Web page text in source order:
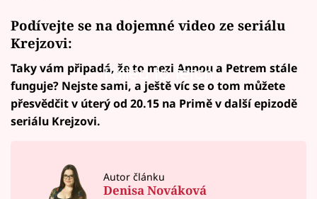
Podívejte se na dojemné video ze seriálu
Krejzovi:
Failed to fetch
Taky vám připadá, že to mezi Annou a Petrem stále
funguje? Nejste sami, a ještě víc se o tom můžete
přesvědčit v úterý od 20.15 na Primě v další epizodě
seriálu Krejzovi.
Autor článku
Denisa Nováková